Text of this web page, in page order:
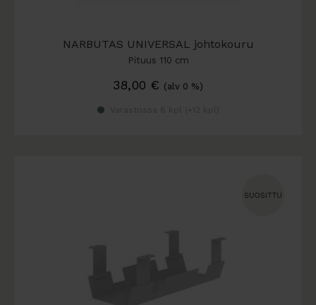
NARBUTAS UNIVERSAL johtokouru
Pituus 110 cm
38,00 € (alv 0 %)